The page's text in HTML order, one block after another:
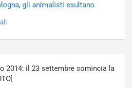
gli animalisti esultano
2014: il 23 settembre comincia la